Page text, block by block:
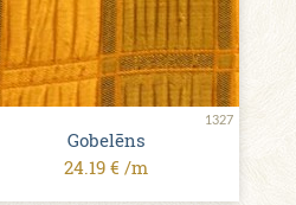
1327
Gobelēns
24.19 € /m